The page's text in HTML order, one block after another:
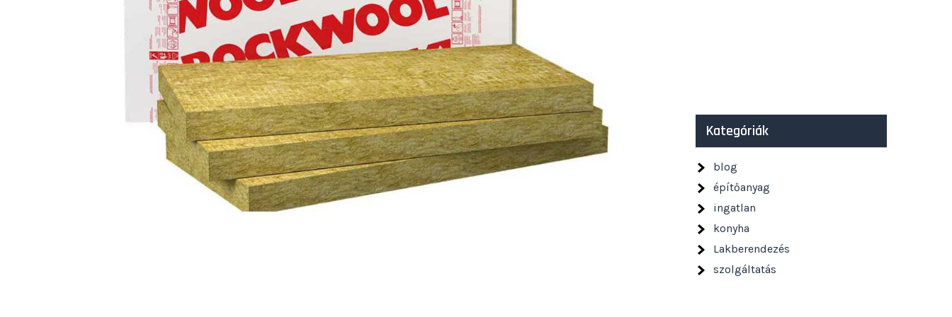
Kategóriák
blog
építőanyag
ingatlan
konyha
Lakberendezés
szolgáltatás